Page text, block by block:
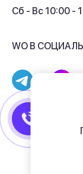
Сб - Вс 10:00 -
WO В